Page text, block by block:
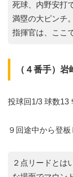
死球、内野安打
満塁の大ピンチ。
指揮官は、ここ
（４番手）岩
投球回1/3 球数13
９回途中から登板
２点リードとは